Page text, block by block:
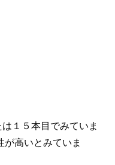
１５本目でみていま
高いとみていま